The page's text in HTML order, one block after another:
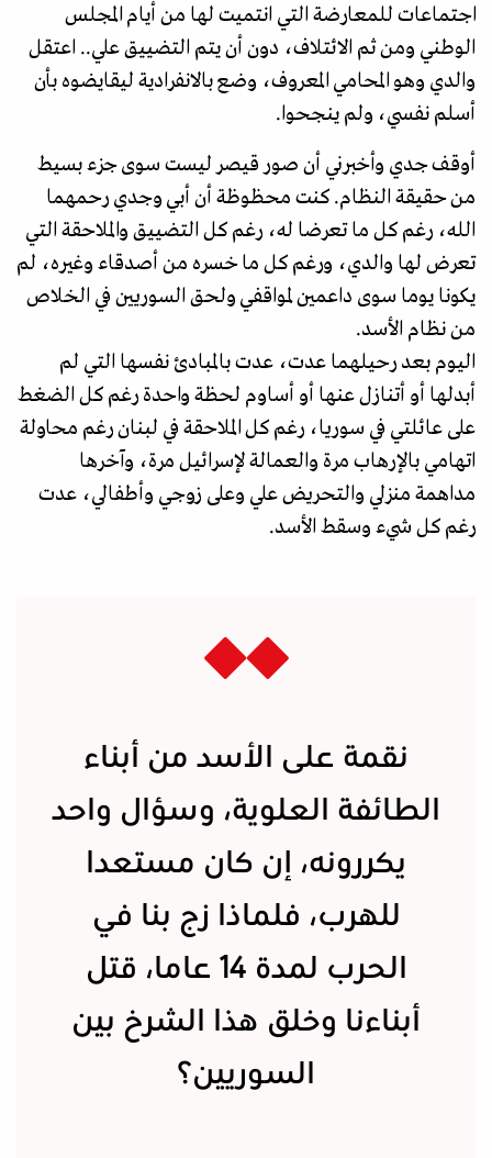
اجتماعات للمعارضة التي انتميت لها من أيام المجلس
الوطني ومن ثم الائتلاف، دون أن يتم التضييق علي.. اعتقل
والدي وهو المحامي المعروف، وضع بالانفرادية ليقايضوه بأن
أسلم نفسي، ولم ينجحوا.
أوقف جدي وأخبرني أن صور قيصر ليست سوى جزء بسيط
من حقيقة النظام. كنت محظوظة أن أبي وجدي رحمهما
الله، رغم كل ما تعرضا له، رغم كل التضييق والملاحقة التي
تعرض لها والدي، ورغم كل ما خسره من أصدقاء وغيره، لم
يكونا يوما سوى داعمين لمواقفي ولحق السوريين في الخلاص
من نظام الأسد.
اليوم بعد رحيلهما عدت، عدت بالمبادئ نفسها التي لم
أبدلها أو أتنازل عنها أو أساوم لحظة واحدة رغم كل الضغط
على عائلتي في سوريا، رغم كل الملاحقة في لبنان رغم محاولة
اتهامي بالإرهاب مرة والعمالة لإسرائيل مرة، وآخرها
مداهمة منزلي والتحريض علي وعلى زوجي وأطفالي، عدت
رغم كل شيء وسقط الأسد.
نقمة على الأسد من أبناء
الطائفة العلوية، وسؤال واحد
يكررونه، إن كان مستعدا
للهرب، فلماذا زج بنا في
الحرب لمدة 14 عاما، قتل
أبناءنا وخلق هذا الشرخ بين
السوريين؟